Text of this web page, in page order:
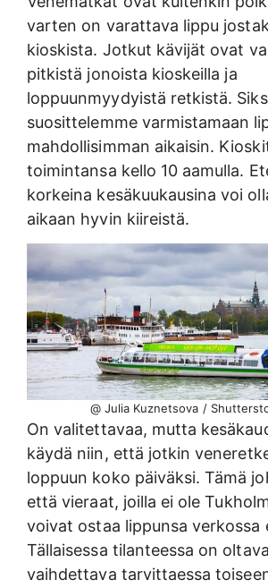
varten on varattava lippu
kioskista. Jotkut kävijät ovat
pitkistä jonoista kioskeilla ja
loppuunmyydyistä retkistä.
suosittelemme varmistamaan
mahdollisimman aikaisin.
toimintansa kello 10 aamulla.
korkeina kesäkuukausina voi
aikaan hyvin kiireistä.
@ Julia Kuznetsova /
On valitettavaa, mutta
käydä niin, että jotkin
loppuun koko päiväksi. Tämä
että vieraat, joilla ei ole
voivat ostaa lippunsa verkossa
Tällaisessa tilanteessa on
vaihdettava tarvittaessa